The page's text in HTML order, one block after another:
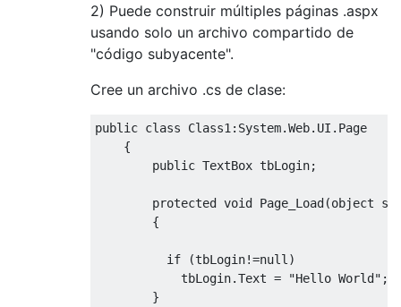
2) Puede construir múltiples páginas .aspx
usando solo un archivo compartido de
"código subyacente".
Cree un archivo .cs de clase:
public class Class1 : System.Web. UI . Page
{
public TextBox tbLogin;
protected void Page_Load(object
{
if (tbLogin!=null )
            tbLogin
.Text = "Hello World" ;
}